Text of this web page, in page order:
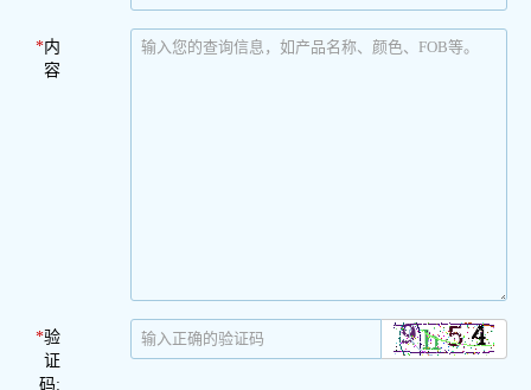
*内
容
*验
证
码: